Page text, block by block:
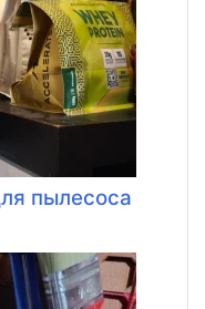
пылесоса